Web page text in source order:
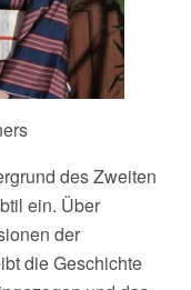
des Zweiten
ein. Über
der
die Geschichte